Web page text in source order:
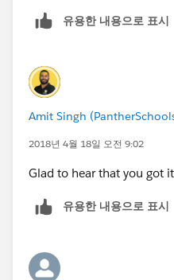
유용한 내용으로 표시
Amit Singh
2018년 4월 18일 오전 9:02
Glad to hear that you got
유용한 내용으로 표시